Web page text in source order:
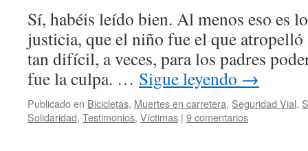
Sí, habéis leído bien. Al menos eso es
justicia, que el niño fue el que atropelló
tan difícil, a veces, para los padres
fue la culpa. … Sigue leyendo →
Publicado en Bicicletas, Muertes en carretera, Seguridad Vial,
Solidaridad, Testimonios, Víctimas | 9 comentarios